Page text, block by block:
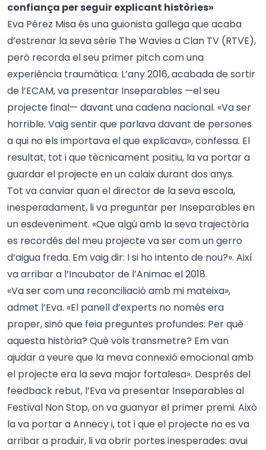
confiança per seguir explicant històries»
Eva Pérez Misa és una guionista gallega que acaba
d’estrenar la seva sèrie The Wavies a Clan TV (RTVE),
però recorda el seu primer pitch com una
experiència traumàtica. L’any 2016, acabada de sortir
de l’ECAM, va presentar Inseparables —el seu
projecte final— davant una cadena nacional. «Va ser
horrible. Vaig sentir que parlava davant de persones
a qui no els importava el que explicava», confessa. El
resultat, tot i que tècnicament positiu, la va portar a
guardar el projecte en un calaix durant dos anys.
Tot va canviar quan el director de la seva escola,
inesperadament, li va preguntar per Inseparables en
un esdeveniment. «Que algú amb la seva trajectòria
es recordés del meu projecte va ser com un gerro
d’aigua freda. Em vaig dir: I si ho intento de nou?». Així
va arribar a l’Incubator de l’Animac el 2018.
«Va ser com una reconciliació amb mi mateixa»,
admet l’Eva. «El panell d’experts no només era
proper, sinó que feia preguntes profundes: Per què
aquesta història? Què vols transmetre? Em van
ajudar a veure que la meva connexió emocional amb
el projecte era la seva major fortalesa». Després del
feedback rebut, l’Eva va presentar Inseparables al
Festival Non Stop, on va guanyar el primer premi. Això
la va portar a Annecy i, tot i que el projecte no es va
arribar a produir, li va obrir portes inesperades: avui